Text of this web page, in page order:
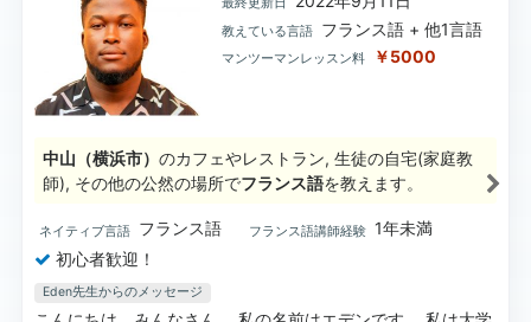
教えている言語 フランス語 + 他1言語
マンツーマンレッスン料 ￥5000
中山（横浜市） のカフェやレストラン, 生徒の自宅(家庭教
師), その他の公然の場所でフランス語を教えます。
ネイティブ言語 フランス語 フランス語講師経験 1年未満
初心者歓迎！
Eden先生からのメッセージ